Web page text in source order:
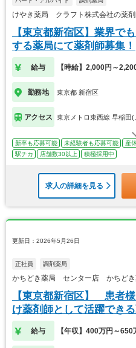
けやき薬局 クラフト株式会社の薬剤
【東京都新宿区】業界で
する薬局にて薬剤師募集！
給与 【時給】2,000円～
勤務地 東京都 新宿区
アクセス 東京メトロ東西線 早稲田(
新卒も応募可能 未経験者も応募可能 産
駅チカ
店舗数30以上 積極採用中
求人の詳細を見る
更新日：2026年5月26日
正社員 調剤薬局
かちどき薬局 センター店 かちどき
【東京都新宿区】 患者
け薬剤師として活躍でき
給与 【年収】400万円～650